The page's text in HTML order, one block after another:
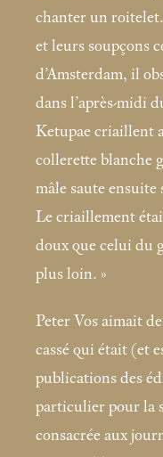
chanter un
et leurs soupçons
d’Amsterdam, il
dans l’après-midi
Ketupae criaillent
collerette blanche
mâle saute
Le criaillement
doux que celui du
plus loin. »
Peter Vos aimait
cassé qui était (et
publications des
particulier pour la
consacrée aux